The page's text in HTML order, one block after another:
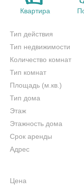
Квартира
Тип действия
Тип недвижимости
Количество комнат
Тип комнат
Площадь (м.кв.)
Тип дома
Этаж
Этажность дома
Срок аренды
Адрес
Цена